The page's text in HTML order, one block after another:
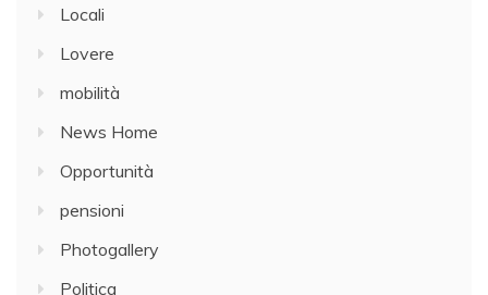
Locali
Lovere
mobilità
News Home
Opportunità
pensioni
Photogallery
Politica